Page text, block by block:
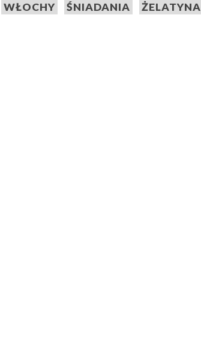
WŁOCHY ŚNIADANIA ŻELATYNA